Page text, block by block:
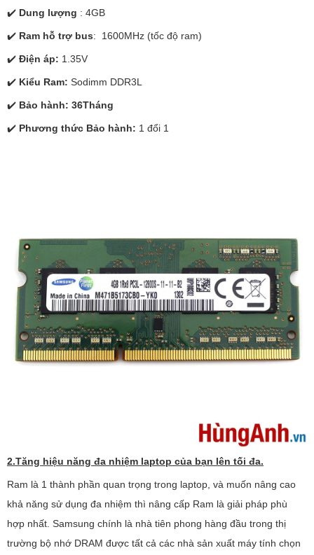
✔️ Dung lượng : 4GB
✔️ Ram hỗ trợ bus: 1600MHz (tốc độ ram)
✔️ Điện áp: 1.35V
✔️ Kiểu Ram: Sodimm DDR3L
✔️ Bảo hành: 36Tháng
✔️ Phương thức Bảo hành: 1 đổi 1
2.Tăng hiệu năng đa nhiệm laptop của bạn lên tối đa.
Ram là 1 thành phần quan trọng trong laptop, và muốn nâng cao
khả năng sử dụng đa nhiệm thì nâng cấp Ram là giải pháp phù
hợp nhất. Samsung chính là nhà tiên phong hàng đầu trong thị
trường bộ nhớ DRAM được tất cả các nhà sản xuất máy tính chọn